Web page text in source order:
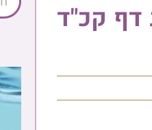
דף קכ"ד